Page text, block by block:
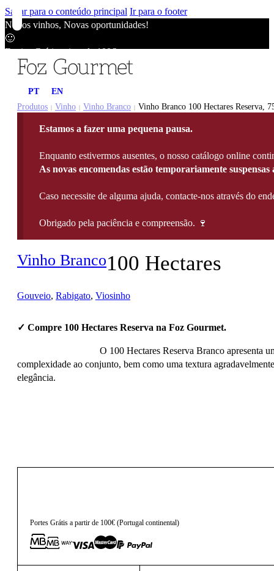
Saltar para o conteúdo principal Ir para o footer
Novos vinhos, Novas oportunidades!
🙂
Envios Grátis acima de 100€
Envios Grátis acima de 100€
Novos vinhos, Novas oportunidades!
Envios Grátis acima de 100€
PT
EN
Produtos | Vinho | Vinho Branco | Vinho Branco 100 Hectares Reserva,
Estamos a fazer uma pequena pausa.
Enquanto estivermos ausentes, o nosso catálogo online
As novas encomendas estão temporariamente suspensas
Caso necessite de alguma ajuda, contacte-nos através do
Obrigado pela paciência e compreensão. 🍷
Vinho Branco100 Hectares
Gouveio, Rabigato, Viosinho
✓ Compre 100 Hectares Reserva na Foz Gourmet.
O 100 Hectares Reserva Branco apresenta
complexidade ao conjunto, bem como uma textura
elegância.
Portes Grátis a partir de 100€ (Portugal continental)